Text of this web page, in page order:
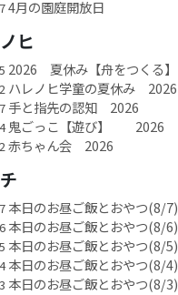
4月の園庭開放日
ヒ
2026 夏休み【舟をつくる】
ハレノヒ学童の夏休み 2026
手と指先の認知 2026
鬼ごっこ【遊び】 2026
赤ちゃん会 2026
本日のお昼ご飯とおやつ(8/7)
本日のお昼ご飯とおやつ(8/6)
本日のお昼ご飯とおやつ(8/5)
本日のお昼ご飯とおやつ(8/4)
本日のお昼ご飯とおやつ(8/3)